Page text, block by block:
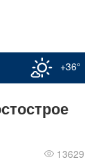
+36°
13629